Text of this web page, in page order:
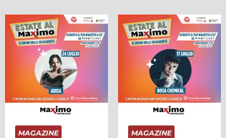
MAGAZINE MAGAZINE